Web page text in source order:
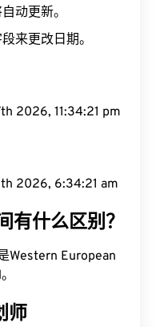
动更新。
来更改日期。
2026, 11:34:22 pm
2026, 6:34:22 am
有什么区别？
Western European
师